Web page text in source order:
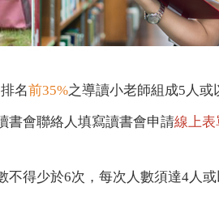
排名前35%之導讀小老師組成5人或
書會聯絡人填寫讀書會申請線上表
得少於6次，每次人數須達4人